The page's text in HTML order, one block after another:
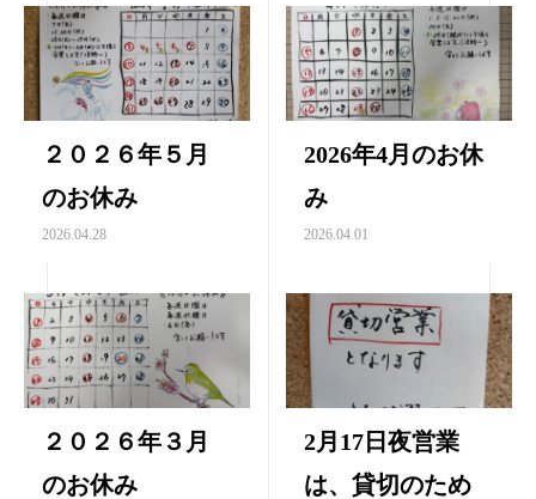
２０２６年５月
のお休み
2026.04.28
2026年4月のお休
み
2026.04.01
２０２６年３月
のお休み
2月17日夜営業
は、貸切のため